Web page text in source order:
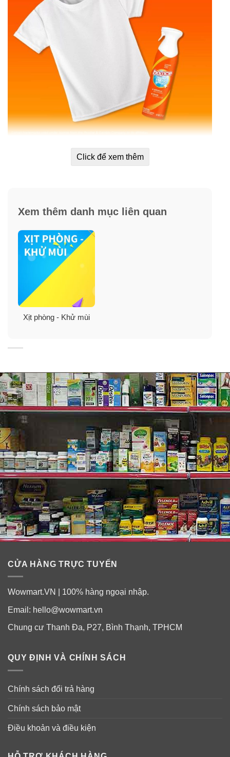
Màu sắc sản phẩm có thể được thay đổi theo thời gian.
Hình ảnh chỉ mang tính chất minh họa. Mẫu mã/ Bao bì/
Màu sắc sản phẩm có thể được thay đổi theo thời gian.
Thành phần:
Hướng dẫn sử dụng:
– Treo hoặc để quần áo nằm lên mặt phẳng.
– Xịt trực tiếp cách quần áo khoảng 15-20cm.
– Dùng tay kéo và vuốt căng vải.
Click để xem thêm
Xem thêm danh mục liên quan
Xịt phòng - Khử mùi
CỬA HÀNG TRỰC TUYẾN
Wowmart.VN | 100% hàng ngoại nhập.
Email: hello@wowmart.vn
Chung cư Thanh Đa, P27, Bình Thạnh, TPHCM
QUY ĐỊNH VÀ CHÍNH SÁCH
Chính sách đổi trả hàng
Chính sách bảo mật
Điều khoản và điều kiện